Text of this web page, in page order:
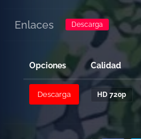
Enlaces Descarga
Opciones Calidad
Descarga HD 720p